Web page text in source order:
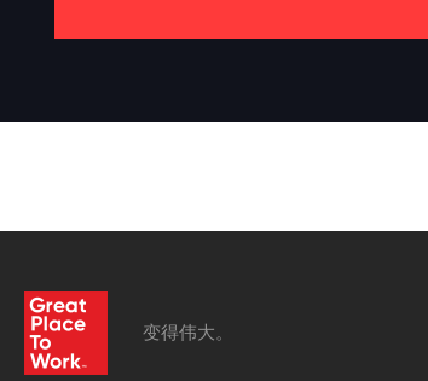
变得伟大。